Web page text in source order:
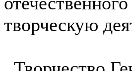
творческую